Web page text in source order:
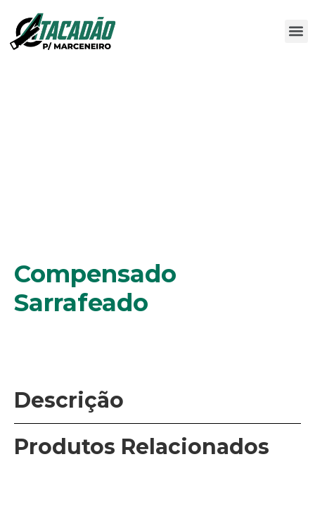
Compensado
Sarrafeado
Descrição
Produtos Relacionados